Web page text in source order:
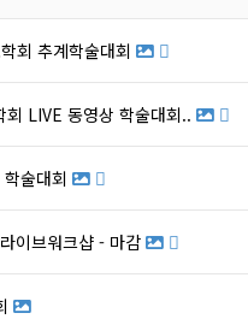
회 추계학술대회
LIVE 동영상 학술대회..
술대회
이브워크샵 - 마감